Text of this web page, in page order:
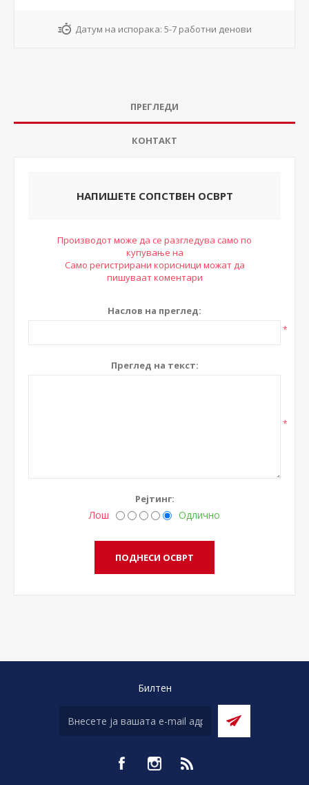
Датум на испорака: 5-7 работни денови
ПРЕГЛЕДИ
КОНТАКТ
НАПИШЕТЕ СОПСТВЕН ОСВРТ
Производот може да се разгледува само по
купување на
Само регистрирани корисници можат да
пишуваат коментари
Наслов на преглед:
*
Преглед на текст:
*
Рејтинг:
Лош Одлично
Билтен